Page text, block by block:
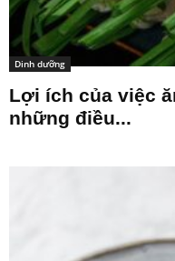
Dinh dưỡng
Lợi ích của việc
những điều...